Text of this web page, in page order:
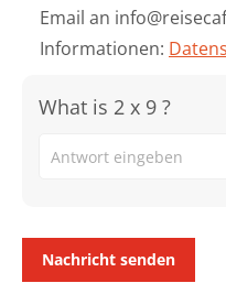
Email an
Informationen:
What is 2 x 9 ?
for
9